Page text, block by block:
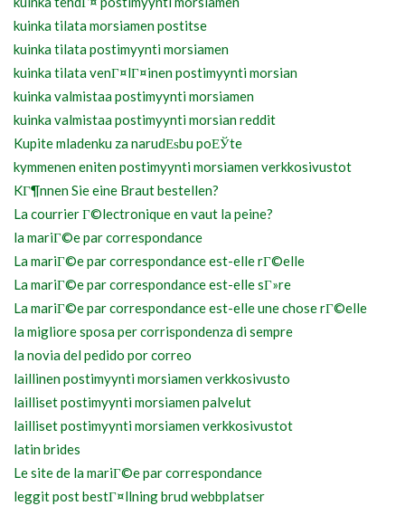
kuinka tilata morsiamen postitse
kuinka tilata postimyynti morsiamen
kuinka tilata venГ¤lГ¤inen postimyynti morsian
kuinka valmistaa postimyynti morsiamen
kuinka valmistaa postimyynti morsian reddit
Kupite mladenku za narudЕѕbu poЕЎte
kymmenen eniten postimyynti morsiamen verkkosivustot
KГ¶nnen Sie eine Braut bestellen?
La courrier Г©lectronique en vaut la peine?
la mariГ©e par correspondance
La mariГ©e par correspondance est-elle rГ©elle
La mariГ©e par correspondance est-elle sГ»re
La mariГ©e par correspondance est-elle une chose rГ©elle
la migliore sposa per corrispondenza di sempre
la novia del pedido por correo
laillinen postimyynti morsiamen verkkosivusto
lailliset postimyynti morsiamen palvelut
lailliset postimyynti morsiamen verkkosivustot
latin brides
Le site de la mariГ©e par correspondance
leggit post bestГ¤llning brud webbplatser